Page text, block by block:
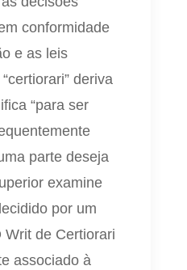
conformidade
e as leis
deriva
“para ser
parte deseja
examine
por um
Writ de Certiorari
associado à